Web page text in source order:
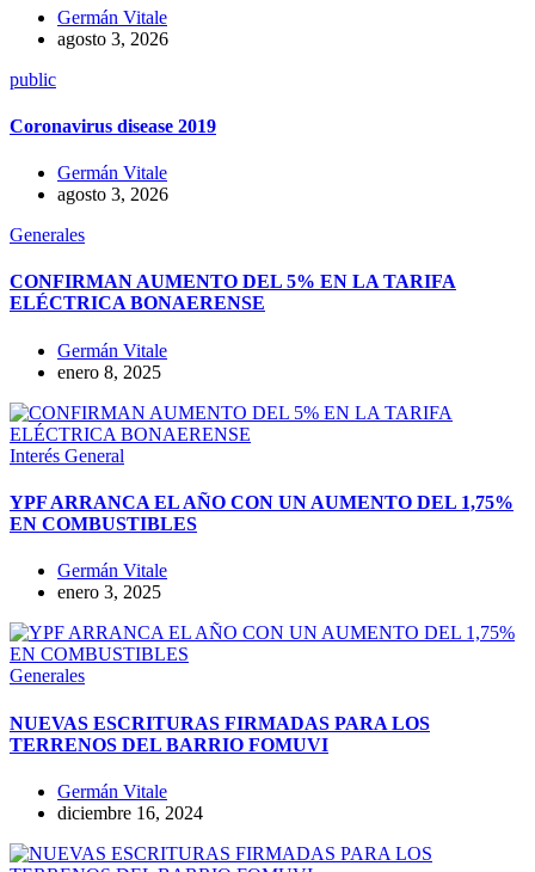
Germán Vitale
agosto 3, 2026
public
Coronavirus disease 2019
Germán Vitale
agosto 3, 2026
Generales
CONFIRMAN AUMENTO DEL 5% EN LA TARIFA
ELÉCTRICA BONAERENSE
Germán Vitale
enero 8, 2025
Interés General
YPF ARRANCA EL AÑO CON UN AUMENTO DEL 1,75%
EN COMBUSTIBLES
Germán Vitale
enero 3, 2025
Generales
NUEVAS ESCRITURAS FIRMADAS PARA LOS
TERRENOS DEL BARRIO FOMUVI
Germán Vitale
diciembre 16, 2024